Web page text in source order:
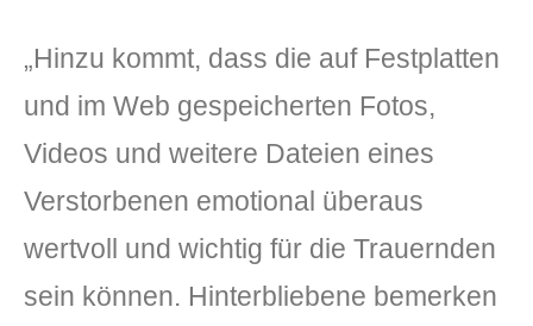
„Hinzu kommt, dass die auf Festplatten
und im Web gespeicherten Fotos,
Videos und weitere Dateien eines
Verstorbenen emotional überaus
wertvoll und wichtig für die Trauernden
sein können. Hinterbliebene bemerken